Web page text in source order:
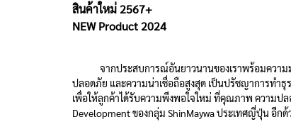
สินค้าใหม่ 2567+
NEW Product 2024
จากประสบการณ์อันยาวนานของเราพร้อมความมุ่
ปลอดภัย และความน่าเชื่อถือสูงสุด เป็นปรัชญาการทำ
เพื่อให้ลูกค้าได้รับความพึงพอใจใหม่ ที่คุณภาพ ความป
Development ของกลุ่ม ShinMaywa ประเทศญี่ปุ่น อีกด้